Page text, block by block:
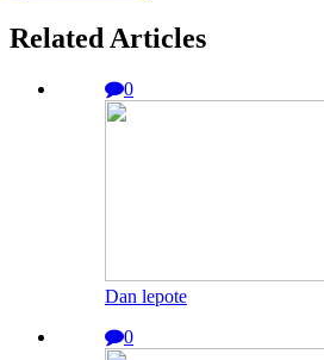
Related Articles
0
Dan lepote
0